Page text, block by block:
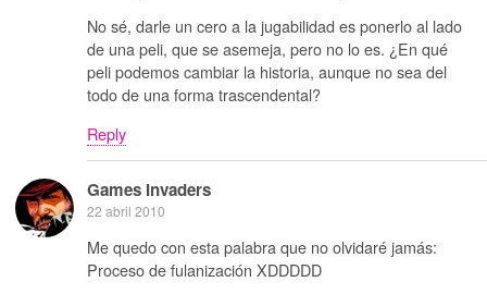
No sé, darle un cero a la jugabilidad es ponerlo al lado
de una peli, que se asemeja, pero no lo es. ¿En qué
peli podemos cambiar la historia, aunque no sea del
todo de una forma trascendental?
Reply
Games Invaders
22 abril 2010
Me quedo con esta palabra que no olvidaré jamás:
Proceso de fulanización XDDDDD